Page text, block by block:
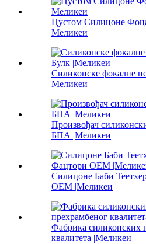
Цустом Силицоне
Меликеи
Силиконске фокалне
Меликеи
Произвођач
БПА |Меликеи
Силицоне Баби
ОЕМ |Меликеи
Фабрика силиконских
квалитета |Меликеи